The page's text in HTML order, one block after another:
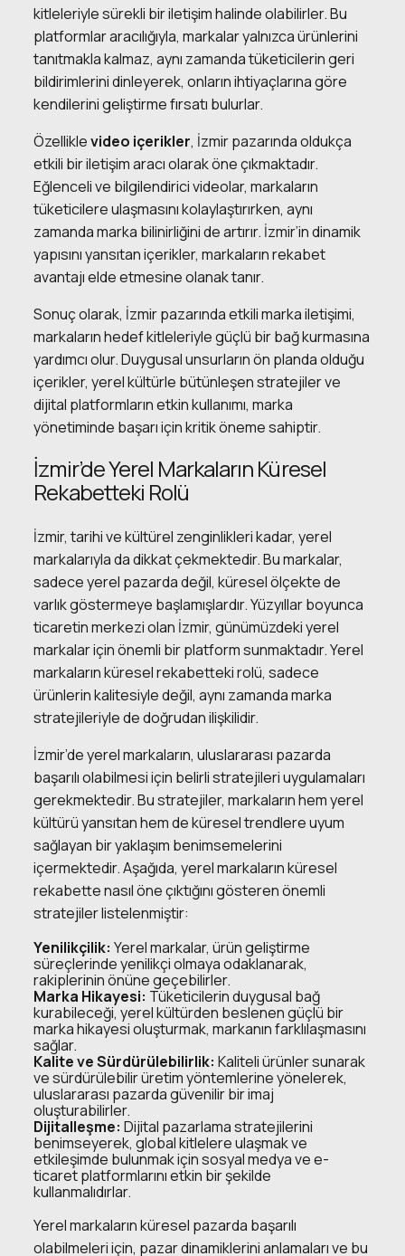
kitleleriyle sürekli bir iletişim halinde olabilirler. Bu
platformlar aracılığıyla, markalar yalnızca ürünlerini
tanıtmakla kalmaz, aynı zamanda tüketicilerin geri
bildirimlerini dinleyerek, onların ihtiyaçlarına göre
kendilerini geliştirme fırsatı bulurlar.
Özelliklevideo içerikler, İzmir pazarında oldukça
etkili bir iletişim aracı olarak öne çıkmaktadır.
Eğlenceli ve bilgilendirici videolar, markaların
tüketicilere ulaşmasını kolaylaştırırken, aynı
zamanda marka bilinirliğini de artırır. İzmir’in dinamik
yapısını yansıtan içerikler, markaların rekabet
avantajı elde etmesine olanak tanır.
Sonuç olarak, İzmir pazarında etkili marka iletişimi,
markaların hedef kitleleriyle güçlü bir bağ kurmasına
yardımcı olur. Duygusal unsurların ön planda olduğu
içerikler, yerel kültürle bütünleşen stratejiler ve
dijital platformların etkin kullanımı, marka
yönetiminde başarı için kritik öneme sahiptir.
İzmir’de Yerel Markaların Küresel
Rekabetteki Rolü
İzmir, tarihi ve kültürel zenginlikleri kadar, yerel
markalarıyla da dikkat çekmektedir. Bu markalar,
sadece yerel pazarda değil, küresel ölçekte de
varlık göstermeye başlamışlardır. Yüzyıllar boyunca
ticaretin merkezi olan İzmir, günümüzdeki yerel
markalar için önemli bir platform sunmaktadır. Yerel
markaların küresel rekabetteki rolü, sadece
ürünlerin kalitesiyle değil, aynı zamanda marka
stratejileriyle de doğrudan ilişkilidir.
İzmir’de yerel markaların, uluslararası pazarda
başarılı olabilmesi için belirli stratejileri uygulamaları
gerekmektedir. Bu stratejiler, markaların hem yerel
kültürü yansıtan hem de küresel trendlere uyum
sağlayan bir yaklaşım benimsemelerini
içermektedir. Aşağıda, yerel markaların küresel
rekabette nasıl öne çıktığını gösteren önemli
stratejiler listelenmiştir:
Yenilikçilik: Yerel markalar, ürün geliştirme
süreçlerinde yenilikçi olmaya odaklanarak,
rakiplerinin önüne geçebilirler.
Marka Hikayesi: Tüketicilerin duygusal bağ
kurabileceği, yerel kültürden beslenen güçlü bir
marka hikayesi oluşturmak, markanın farklılaşmasını
sağlar.
Kalite ve Sürdürülebilirlik: Kaliteli ürünler sunarak
ve sürdürülebilir üretim yöntemlerine yönelerek,
uluslararası pazarda güvenilir bir imaj
oluşturabilirler.
Dijitalleşme: Dijital pazarlama stratejilerini
benimseyerek, global kitlelere ulaşmak ve
etkileşimde bulunmak için sosyal medya ve e-
ticaret platformlarını etkin bir şekilde
kullanmalıdırlar.
Yerel markaların küresel pazarda başarılı
olabilmeleri için, pazar dinamiklerini anlamaları ve bu